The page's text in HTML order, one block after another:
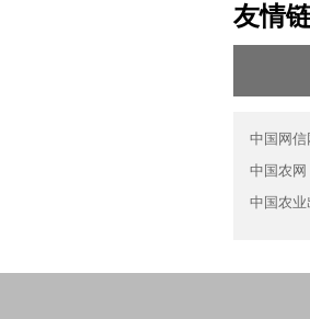
友情
中国网信
中国农网
中国农业